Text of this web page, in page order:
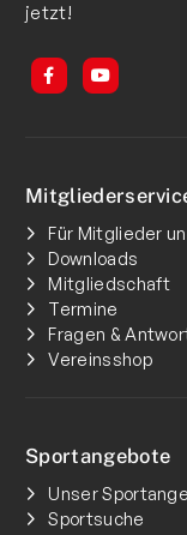
jetzt!
Für Mitglieder
Downloads
Mitgliedschaft
Termine
Fragen &
Vereinsshop
Sportangebote
Unser
Sportsuche